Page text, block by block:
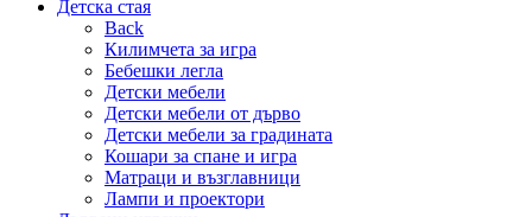
Детска стая
Back
Килимчета за игра
Бебешки легла
Детски мебели
Детски мебели от дърво
Детски мебели за градината
Кошари за спане и игра
Матраци и възглавници
Лампи и проектори